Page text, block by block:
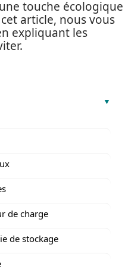
touche écologique
article, nous vous
expliquant les
de charge
de stockage